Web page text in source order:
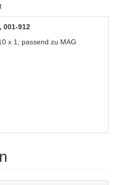
001-912
x 1; passend zu MAG